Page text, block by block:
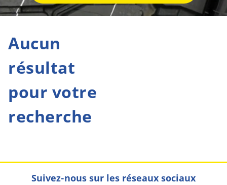
Aucun
résultat
pour votre
recherche
Suivez-nous sur les réseaux sociaux